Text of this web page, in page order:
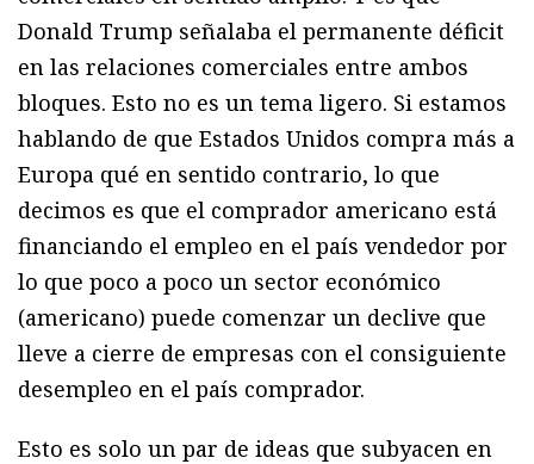
Donald Trump señalaba el permanente déficit
en las relaciones comerciales entre ambos
bloques. Esto no es un tema ligero. Si estamos
hablando de que Estados Unidos compra más a
Europa qué en sentido contrario, lo que
decimos es que el comprador americano está
financiando el empleo en el país vendedor por
lo que poco a poco un sector económico
(americano) puede comenzar un declive que
lleve a cierre de empresas con el consiguiente
desempleo en el país comprador.
Esto es solo un par de ideas que subyacen en